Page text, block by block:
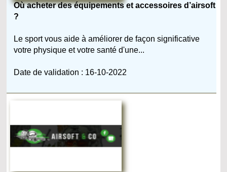
Où acheter des équipements et accessoires d’airsoft
?
Le sport vous aide à améliorer de façon significative
votre physique et votre santé d'une...
Date de validation : 16-10-2022